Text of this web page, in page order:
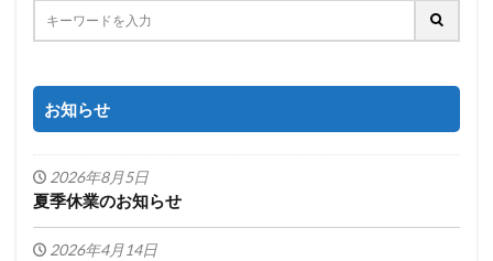
お知らせ
2026年8月5日
夏季休業のお知らせ
2026年4月14日